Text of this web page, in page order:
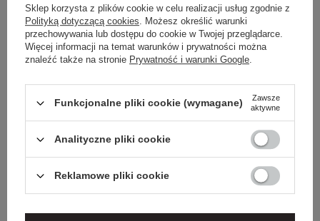
EXTRA SUMMER SALE
TOREBKA DAMSKA
ZAMSZOWA
TOREBKA DAMSKA
LIU JO
Sklep korzysta z plików cookie w celu realizacji usług zgodnie z
Polityką dotyczącą cookies. Możesz określić warunki
przechowywania lub dostępu do cookie w Twojej przeglądarce.
Więcej informacji na temat warunków i prywatności można
znaleźć także na stronie Prywatność i warunki Google.
Funkcjonalne pliki cookie (wymagane)
Zawsze
aktywne
Analityczne pliki cookie
Reklamowe pliki cookie